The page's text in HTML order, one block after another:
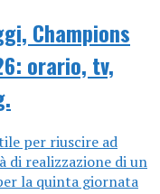
Champions
orario, tv,
per riuscire ad
di realizzazione di un
la quinta giornata